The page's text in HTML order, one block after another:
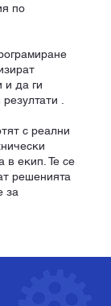
по
и да ги
.
с реални
в екип. Те се
решенията
за